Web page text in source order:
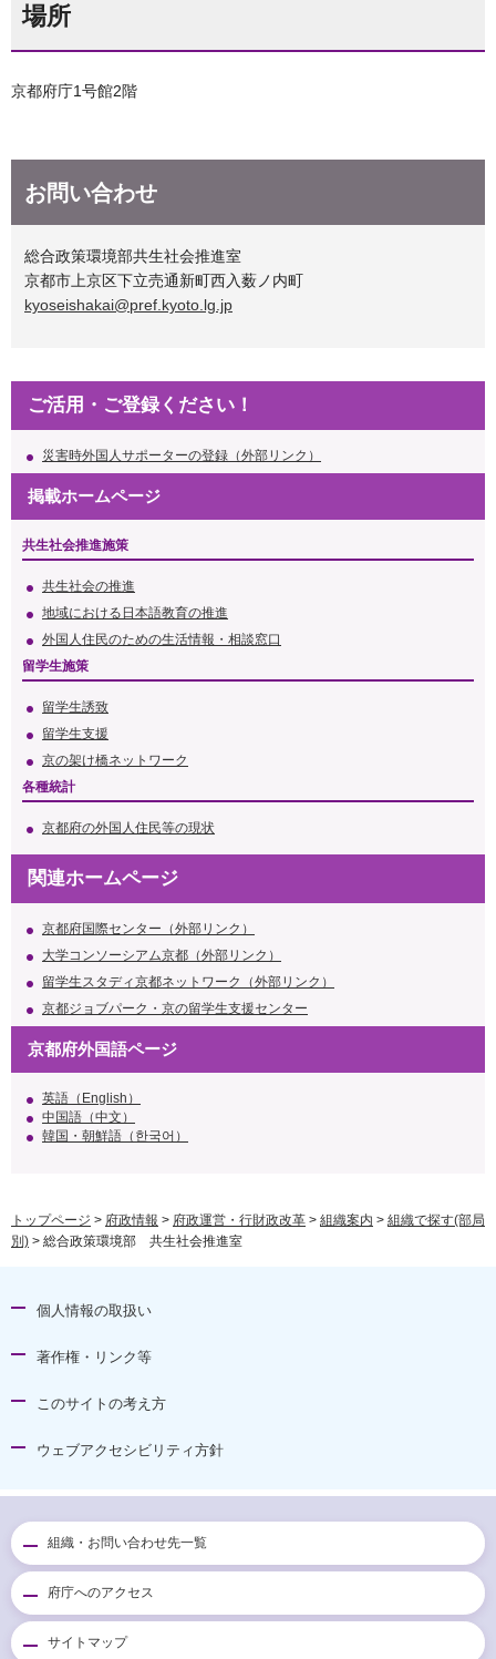
場所
京都府庁1号館2階
お問い合わせ
総合政策環境部共生社会推進室
京都市上京区下立売通新町西入薮ノ内町
kyoseishakai@pref.kyoto.lg.jp
ご活用・ご登録ください！
災害時外国人サポーターの登録（外部リンク）
掲載ホームページ
共生社会推進施策
共生社会の推進
地域における日本語教育の推進
外国人住民のための生活情報・相談窓口
留学生施策
留学生誘致
留学生支援
京の架け橋ネットワーク
各種統計
京都府の外国人住民等の現状
関連ホームページ
京都府国際センター（外部リンク）
大学コンソーシアム京都（外部リンク）
留学生スタディ京都ネットワーク（外部リンク）
京都ジョブパーク・京の留学生支援センター
京都府外国語ページ
英語（English）
中国語（中文）
韓国・朝鮮語（한국어）
トップページ > 府政情報 > 府政運営・行財政改革 > 組織案内 > 組織で探す(部局
別) > 総合政策環境部 共生社会推進室
個人情報の取扱い
著作権・リンク等
このサイトの考え方
ウェブアクセシビリティ方針
組織・お問い合わせ先一覧
府庁へのアクセス
サイトマップ